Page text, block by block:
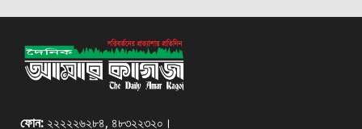
ফোন: ২২২২২৬২৮৪, ৪৮৩২২৩২০।